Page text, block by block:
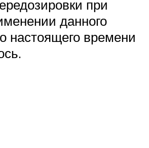
при
данного
настоящего времени